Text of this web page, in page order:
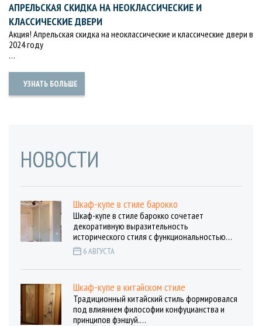
АПРЕЛЬСКАЯ СКИДКА НА НЕОКЛАССИЧЕСКИЕ И
КЛАССИЧЕСКИЕ ДВЕРИ
Акция! Апрельская скидка на неоклассические и классические двери в
2024 году
…
УЗНАТЬ БОЛЬШЕ
НОВОСТИ
Шкаф-купе в стиле барокко
Шкаф-купе в стиле барокко сочетает
декоративную выразительность
исторического стиля с функциональностью…
6 АВГУСТА
Шкаф-купе в китайском стиле
Традиционный китайский стиль формировался
под влиянием философии конфуцианства и
принципов фэншуй.…